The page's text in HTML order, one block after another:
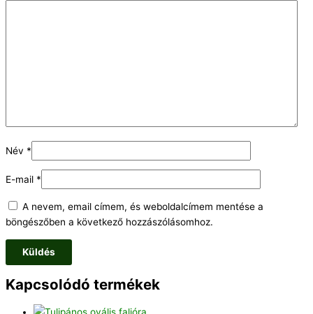
Név *
E-mail *
A nevem, email címem, és weboldalcímem mentése a
böngészőben a következő hozzászólásomhoz.
Kapcsolódó termékek